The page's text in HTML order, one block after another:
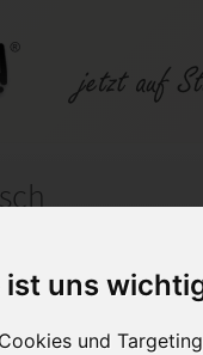
ist uns
und